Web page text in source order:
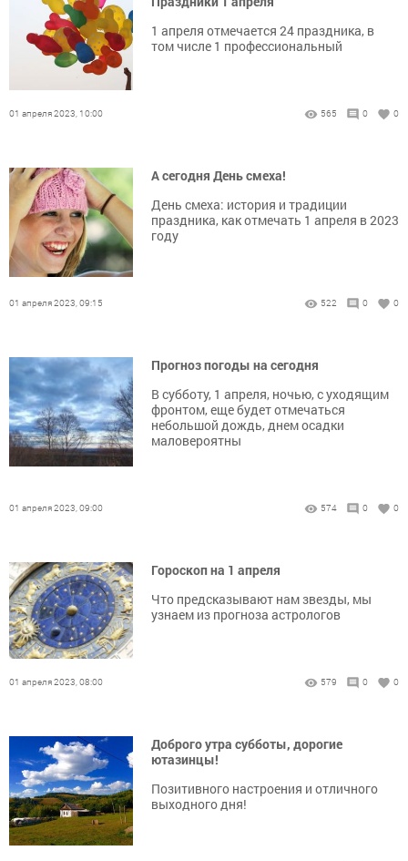
1 апреля отмечается 24 праздника, в
том числе 1 профессиональный
01 апреля 2023, 10:00 565 0 0
А сегодня День смеха!
День смеха: история и традиции
праздника, как отмечать 1 апреля в 2023
году
01 апреля 2023, 09:15 522 0 0
Прогноз погоды на сегодня
В субботу, 1 апреля, ночью, с уходящим
фронтом, еще будет отмечаться
небольшой дождь, днем осадки
маловероятны
01 апреля 2023, 09:00 574 0 0
Гороскоп на 1 апреля
Что предсказывают нам звезды, мы
узнаем из прогноза астрологов
01 апреля 2023, 08:00 579 0 0
Доброго утра субботы, дорогие
ютазинцы!
Позитивного настроения и отличного
выходного дня!